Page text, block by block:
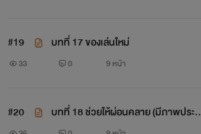
#19 บทที่ 17 ของเล่นใหม่
33 0 9 หน้า
#20
บทที่ 18 ช่วยให้ผ่อนคลาย (มีภาพประก